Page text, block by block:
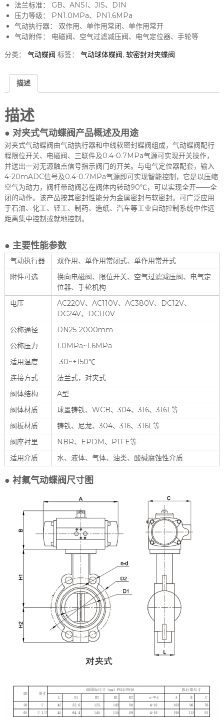
法兰标准： GB、ANSI、JIS、DIN
压力等级： PN1.0MPa、PN1.6MPa
气动执行器： 双作用、单作用常闭、单作用常开
气动附件： 电磁阀、空气过滤减压阀、电气定位器、手轮等
分类： 气动蝶阀 标签： 气动球体蝶阀, 软密封对夹蝶阀
描述
描述
● 对夹式气动蝶阀产品概述及用途
对夹式气动蝶阀由气动执行器和中线软密封蝶阀组成，气动蝶阀配行
程限位开关、电磁阀、三联件及0.4-0.7MPa气源可实现开关操作，
并送出一对无源触点信号指示阀门的开关。与电气定位器配套，输入
4-20mADC信号及0.4-0.7MPa气源即可实现智能控制，它是以压缩
空气为动力，阀杆带动阀芯在阀体内转动90℃，可以实现全开——全
闭的动作。该产品按其密封性能分为金属密封与软密封。可广泛应用
于石油、化工、轻工、制药、造纸、汽车等工业自动控制系统中作远
距离集中控制或就地控制。
● 主要性能参数
气动执行器
双作用、单作用常闭式、单作用常开式
附件可选
换向电磁阀、限位开关、空气过滤减压阀、电气定
位器、手轮机构
电压
AC220V、AC110V、AC380V、DC12V、
DC24V、DC110V
公称通径
DN25-2000mm
公称压力
1.0MPa~1.6MPa
适用温度
-30~+150℃
连接方式
法兰式，对夹式
阀体结构
A型
阀体材质
球墨铸铁、WCB、304、316、316L等
阀板材质
铸铁、尼龙、304、316、316L等
阀座衬里
NBR、EPDM、PTFE等
适用介质
水、液体、气体、油类、酸碱腐蚀性介质
● 衬氟气动蝶阀尺寸图